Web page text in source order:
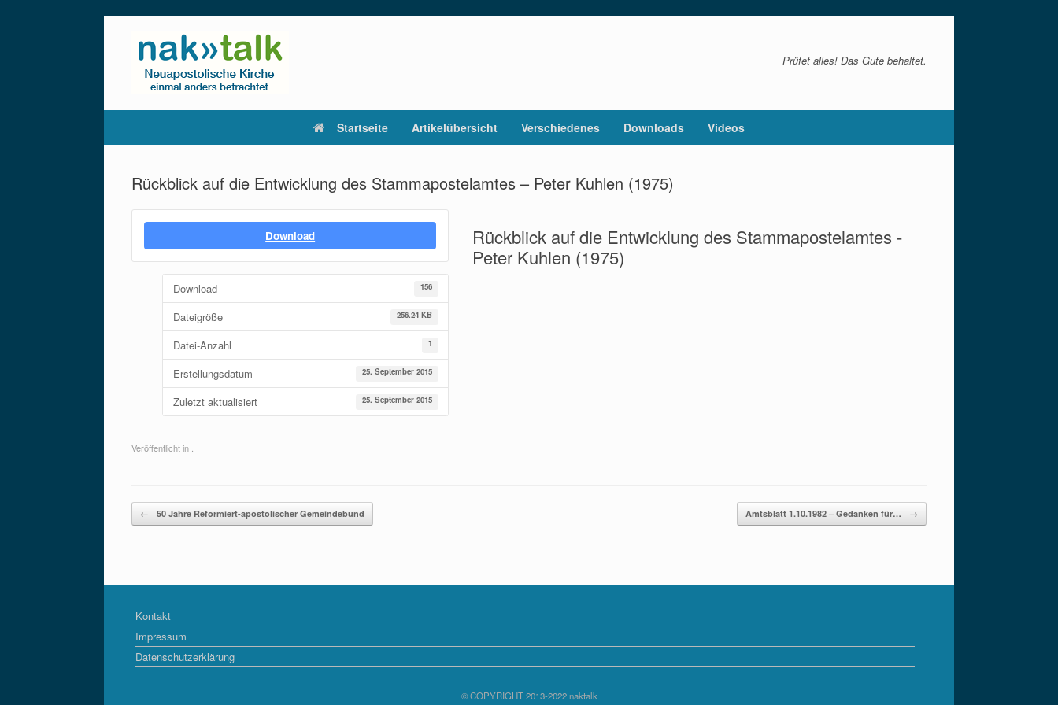
Prüfet alles! Das Gute behaltet.
Startseite Artikelübersicht Verschiedenes Downloads Videos
Rückblick auf die Entwicklung des Stammapostelamtes – Peter Kuhlen (1975)
Download
Download 156
Dateigröße 256.24 KB
Datei-Anzahl 1
Erstellungsdatum 25. September 2015
Zuletzt aktualisiert 25. September 2015
Rückblick auf die Entwicklung des Stammapostelamtes -
Peter Kuhlen (1975)
Veröffentlicht in .
Beitragsnavigation
← 50 Jahre Reformiert-apostolischer Gemeindebund Amtsblatt 1.10.1982 – Gedanken für… →
Kontakt
Impressum
Datenschutzerklärung
© COPYRIGHT 2013-2022 naktalk